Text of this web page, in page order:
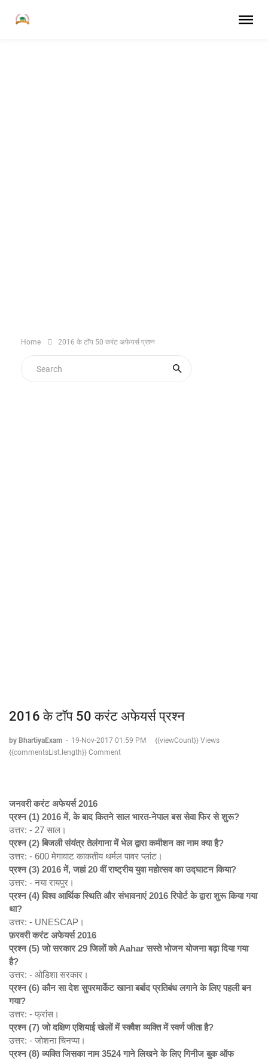
Home 2016 के टॉप 50 करंट अफेयर्स प्रश्न
2016 के टॉप 50 करंट अफेयर्स प्रश्न
by BhartiyaExam - 19-Nov-2017 01:59 PM
{{viewCount}} Views
{{commentsList.length}} Comment
जनवरी करंट अफेयर्स 2016
प्रश्न (1) 2016 में, के बाद कितने साल भारत-नेपाल बस सेवा फिर से शुरू?
उत्तर: - 27 साल।
प्रश्न (2) बिजली संयंत्र तेलंगाना में भेल द्वारा कमीशन का नाम क्या है?
उत्तर: - 600 मेगावाट काकतीय थर्मल पावर प्लांट।
प्रश्न (3) 2016 में, जहां 20 वीं राष्ट्रीय युवा महोत्सव का उद्घाटन किया?
उत्तर: - नया रायपुर।
प्रश्न (4) विश्व आर्थिक स्थिति और संभावनाएं 2016 रिपोर्ट के द्वारा शुरू किया गया
था?
उत्तर: - UNESCAP।
फ़रवरी करंट अफेयर्स 2016
प्रश्न (5) जो सरकार 29 जिलों को Aahar सस्ते भोजन योजना बढ़ा दिया गया
है?
उत्तर: - ओडिशा सरकार।
प्रश्न (6) कौन सा देश सुपरमार्केट खाना बर्बाद प्रतिबंध लगाने के लिए पहली बन
गया?
उत्तर: - फ्रांस।
प्रश्न (7) जो दक्षिण एशियाई खेलों में स्क्वैश व्यक्ति में स्वर्ण जीता है?
उत्तर: - जोशना चिनप्पा।
प्रश्न (8) व्यक्ति जिसका नाम 3524गाने लिखने के लिए गिनीज बुक ऑफ